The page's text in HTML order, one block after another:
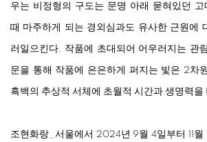
우는 비정형의 구도는 문명 아래 묻혀있던
때 마주하게 되는 경외심과도 유사한 근원에
러일으킨다. 작품에 초대되어 어우러지는 관
문을 통해 작품에 은은하게 퍼지는 빛은 2차
흑백의 추상적 서체에 초월적 시간과 생명력을
조현화랑_서울에서 2024년 9월 4일부터 11월